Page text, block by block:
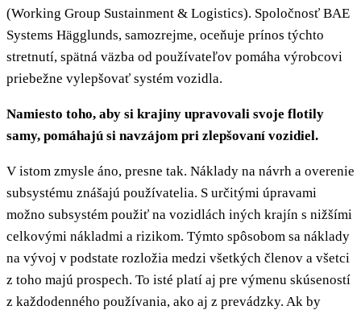
(Working Group Sustainment & Logistics). Spoločnosť BAE
Systems Hägglunds, samozrejme, oceňuje prínos týchto
stretnutí, spätná väzba od používateľov pomáha výrobcovi
priebežne vylepšovať systém vozidla.
Namiesto toho, aby si krajiny upravovali svoje flotily
samy, pomáhajú si navzájom pri zlepšovaní vozidiel.
V istom zmysle áno, presne tak. Náklady na návrh a overenie
subsystému znášajú používatelia. S určitými úpravami
možno subsystém použiť na vozidlách iných krajín s nižšími
celkovými nákladmi a rizikom. Týmto spôsobom sa náklady
na vývoj v podstate rozložia medzi všetkých členov a všetci
z toho majú prospech. To isté platí aj pre výmenu skúseností
z každodenného používania, ako aj z prevádzky. Ak by